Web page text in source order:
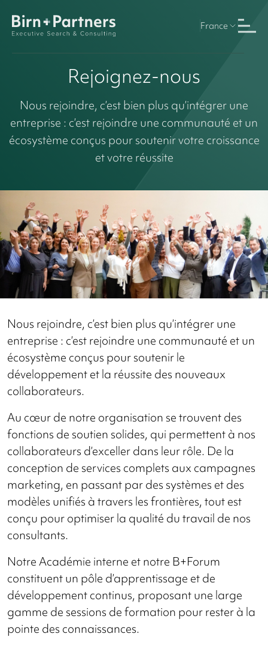
France
Rejoignez-nous
Nous rejoindre, c’est bien plus qu’intégrer une
entreprise : c’est rejoindre une communauté et un
écosystème conçus pour soutenir votre croissance
et votre réussite
Nous rejoindre, c’est bien plus qu’intégrer une
entreprise : c’est rejoindre une communauté et un
écosystème conçus pour soutenir le
développement et la réussite des nouveaux
collaborateurs.
Au cœur de notre organisation se trouvent des
fonctions de soutien solides, qui permettent à nos
collaborateurs d’exceller dans leur rôle. De la
conception de services complets aux campagnes
marketing, en passant par des systèmes et des
modèles unifiés à travers les frontières, tout est
conçu pour optimiser la qualité du travail de nos
consultants.
Notre Académie interne et notre B+Forum
constituent un pôle d’apprentissage et de
développement continus, proposant une large
gamme de sessions de formation pour rester à la
pointe des connaissances.